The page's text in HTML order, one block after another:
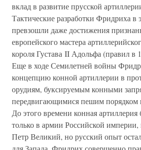
вклад в развитие прусской
Тактические разработки Фридриха в
превзошли даже достижения
европейского мастера
короля Густава II Адольфа (правил в
Еще в ходе Семилетней войны
концепцию конной артиллерии в
орудиям, буксируемым конными
передвигающимися пешим порядком
До этого времени конная артиллерия
только в армии Российской империи,
Петр Великий, но русский опыт